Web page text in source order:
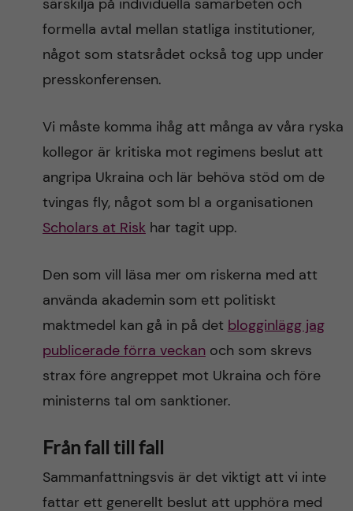
särskilja på individuella samarbeten och
formella avtal mellan statliga institutioner,
något som statsrådet också tog upp under
presskonferensen.
Vi måste komma ihåg att många av våra ryska
kollegor är kritiska mot regimens beslut att
angripa Ukraina och lär behöva stöd om de
tvingas fly, något som bl a organisationen
Scholars at Riskhar tagit upp.
Den som vill läsa mer om riskerna med att
använda akademin som ett politiskt
maktmedel kan gå in på det blogginlägg jag
publicerade förra veckanoch som skrevs
strax före angreppet mot Ukraina och före
ministerns tal om sanktioner.
Från fall till fall
Sammanfattningsvis är det viktigt att vi inte
fattar ett generellt beslut att upphöra med